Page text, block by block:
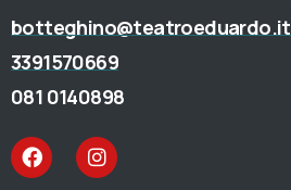
botteghino@teatroeduardo.it
3391570669
081 0140898